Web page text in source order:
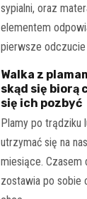
sypialni, oraz
elementem
pierwsze odczucie
Walka z
skąd się biorą
się ich pozbyć
Plamy po trądziku
utrzymać się na
miesiące. Czasem
zostawia po sobie